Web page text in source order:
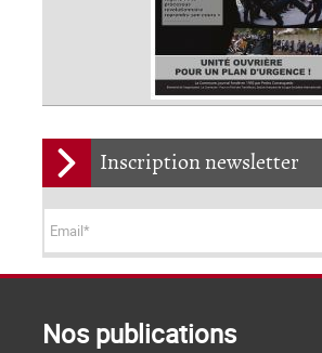
Inscription newsletter
Nos publications